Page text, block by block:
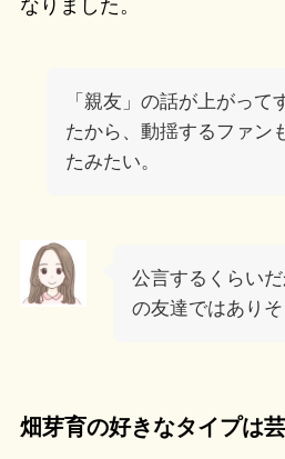
なりました。
「親友」の話が上がって
たから、動揺するファン
たみたい。
公言するくらい
の友達ではあり
畑芽育の好きなタイプは